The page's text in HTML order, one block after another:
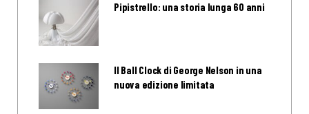
Pipistrello: una storia lunga 60 anni
Il Ball Clock di George Nelson in una
nuova edizione limitata